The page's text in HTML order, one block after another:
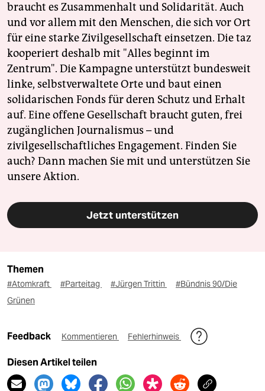
braucht es Zusammenhalt und Solidarität. Auch
und vor allem mit den Menschen, die sich vor Ort
für eine starke Zivilgesellschaft einsetzen. Die taz
kooperiert deshalb mit "Alles beginnt im
Zentrum". Die Kampagne unterstützt bundesweit
linke, selbstverwaltete Orte und baut einen
solidarischen Fonds für deren Schutz und Erhalt
auf. Eine offene Gesellschaft braucht guten, frei
zugänglichen Journalismus – und
zivilgesellschaftliches Engagement. Finden Sie
auch? Dann machen Sie mit und unterstützen Sie
unsere Aktion.
Jetzt unterstützen
Themen
#Atomkraft #Parteitag #Jürgen Trittin
#Bündnis 90/Die
Grünen
Feedback Kommentieren Fehlerhinweis
Diesen Artikel teilen